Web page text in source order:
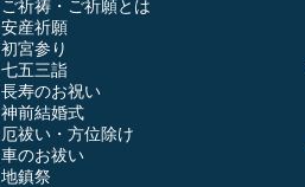
ご祈祷・ご祈願とは
安産祈願
初宮参り
七五三詣
長寿のお祝い
神前結婚式
厄祓い・方位除け
車のお祓い
地鎮祭